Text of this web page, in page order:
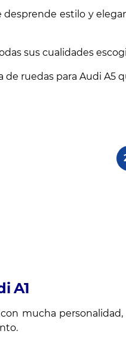
desprende estilo y
sus cualidades
de ruedas para Audi
A1
mucha